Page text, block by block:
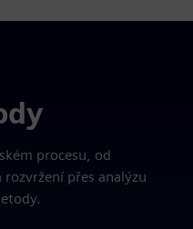
procesu, od
přes analýzu